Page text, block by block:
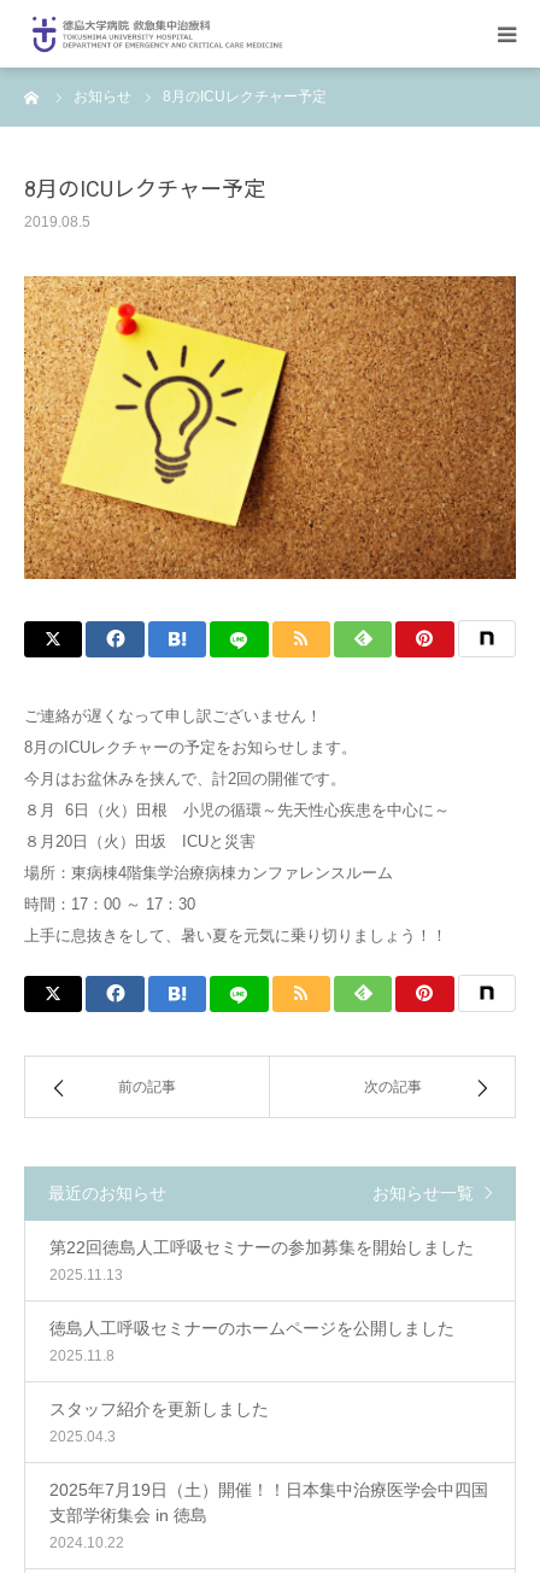
お知らせ 8月のICUレクチャー予定
8月のICUレクチャー予定
2019.08.5
ご連絡が遅くなって申し訳ございません！
8月のICUレクチャーの予定をお知らせします。
今月はお盆休みを挟んで、計2回の開催です。
８月 6日（火）田根 小児の循環～先天性心疾患を中心に～
８月20日（火）田坂 ICUと災害
場所：東病棟4階集学治療病棟カンファレンスルーム
時間：17：00 ～ 17：30
上手に息抜きをして、暑い夏を元気に乗り切りましょう！！
前の記事 次の記事
最近のお知らせ お知らせ一覧
第22回徳島人工呼吸セミナーの参加募集を開始しました
2025.11.13
徳島人工呼吸セミナーのホームページを公開しました
2025.11.8
スタッフ紹介を更新しました
2025.04.3
2025年7月19日（土）開催！！日本集中治療医学会中四国
支部学術集会 in 徳島
2024.10.22
HOME
診療情報
研究・留学
お問い合わせ